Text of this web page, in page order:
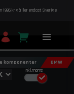
1995 kr gäller endast Sverige
Inkl.moms
komponenter BMW